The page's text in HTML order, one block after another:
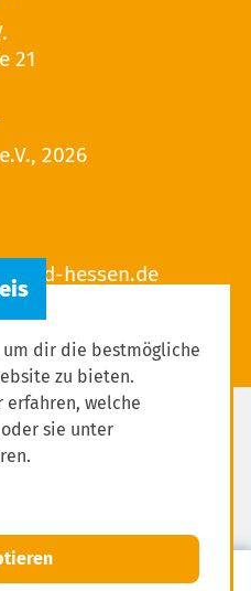
MENÜ
21
2026
um dir die bestmögliche
zu bieten.
erfahren, welche
sie unter